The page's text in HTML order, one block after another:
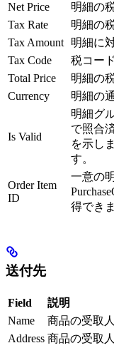
Net Price
明細の
Tax Rate
明細の
Tax Amount
明細に
Tax Code
税コード
Total Price
明細の
Currency
明細の
Is Valid
明細グ
で照合
を示し
す。
Order Item
ID
一意の
得でき
送付先
Field
説明
Name
商品の受取
Address 商品の受取